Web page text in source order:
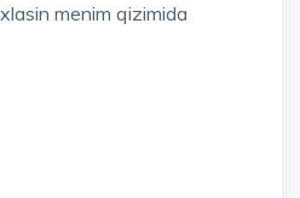
menim qizimida